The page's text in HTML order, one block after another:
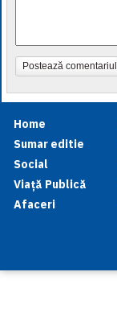
Postează comentariul
Home
Sumar editie
Social
Viață Publică
Afaceri